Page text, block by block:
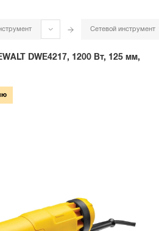
Сетевой инструмент
DWE4217, 1200 Вт, 125 мм,